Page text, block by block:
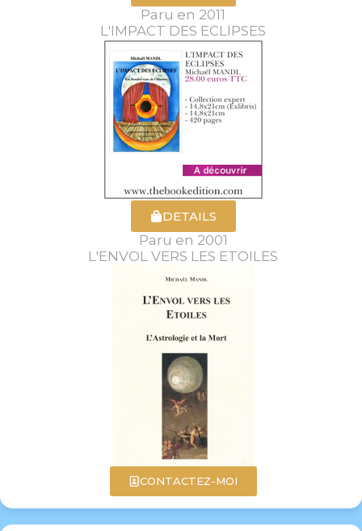
Paru en 2011
L'IMPACT DES ECLIPSES
DETAILS
Paru en 2001
L'ENVOL VERS LES ETOILES
CONTACTEZ-MOI